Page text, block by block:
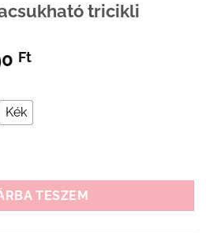
tricikli
FtCurrent
is:
Kék
TESZEM